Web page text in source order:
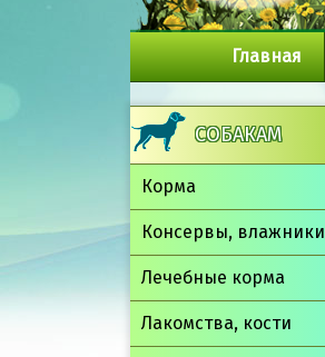
Главная
СОБАКАМ
Корма
Консервы, влажники
Лечебные корма
Лакомства, кости